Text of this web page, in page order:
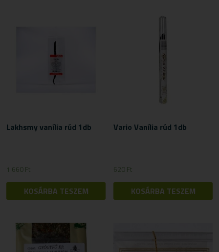
Lakhsmy vanília rúd 1db
1 660Ft
KOSÁRBA TESZEM
Vario Vanília rúd 1db
620Ft
KOSÁRBA TESZEM